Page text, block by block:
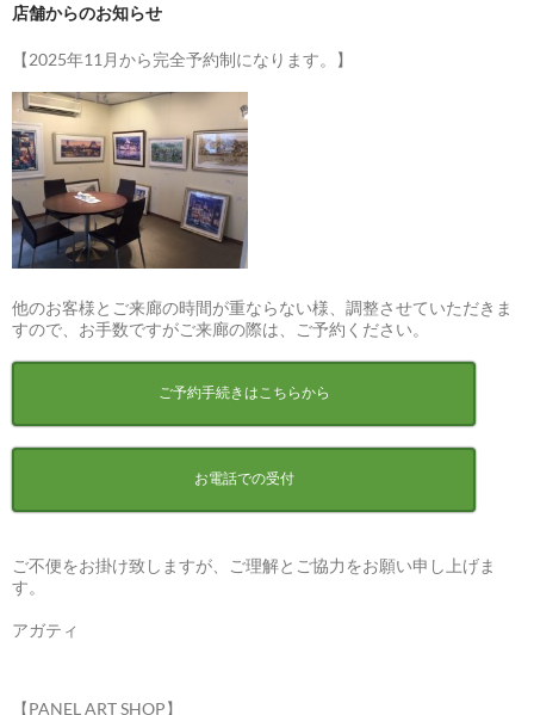
店舗からのお知らせ
【2025年11月から完全予約制になります。】
他のお客様とご来廊の時間が重ならない様、調整させていただきま
すので、お手数ですがご来廊の際は、ご予約ください。
ご予約手続きはこちらから
お電話での受付
ご不便をお掛け致しますが、ご理解とご協力をお願い申し上げま
す。
アガティ
【PANEL ART SHOP】